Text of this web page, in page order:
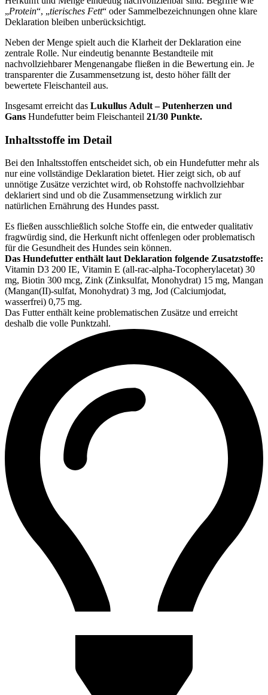
„Protein“, „tierisches Fett“ oder Sammelbezeichnungen ohne klare
Deklaration bleiben unberücksichtigt.
Neben der Menge spielt auch die Klarheit der Deklaration eine
zentrale Rolle. Nur eindeutig benannte Bestandteile mit
nachvollziehbarer Mengenangabe fließen in die Bewertung ein. Je
transparenter die Zusammensetzung ist, desto höher fällt der
bewertete Fleischanteil aus.
Insgesamt erreicht das Lukullus Adult – Putenherzen und
Gans Hundefutter beim Fleischanteil 21/30 Punkte.
Inhaltsstoffe im Detail
Bei den Inhaltsstoffen entscheidet sich, ob ein Hundefutter mehr als
nur eine vollständige Deklaration bietet. Hier zeigt sich, ob auf
unnötige Zusätze verzichtet wird, ob Rohstoffe nachvollziehbar
deklariert sind und ob die Zusammensetzung wirklich zur
natürlichen Ernährung des Hundes passt.
Es fließen ausschließlich solche Stoffe ein, die entweder qualitativ
fragwürdig sind, die Herkunft nicht offenlegen oder problematisch
für die Gesundheit des Hundes sein können.
Das Hundefutter enthält laut Deklaration folgende Zusatzstoffe:
Vitamin D3 200 IE, Vitamin E (all-rac-alpha-Tocopherylacetat) 30
mg, Biotin 300 mcg, Zink (Zinksulfat, Monohydrat) 15 mg, Mangan
(Mangan(II)-sulfat, Monohydrat) 3 mg, Jod (Calciumjodat,
wasserfrei) 0,75 mg.
Das Futter enthält keine problematischen Zusätze und erreicht
deshalb die volle Punktzahl.